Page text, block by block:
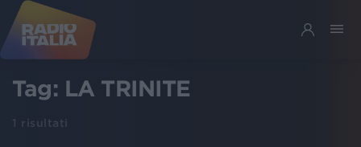
Tag: LA TRINITE
1 risultati